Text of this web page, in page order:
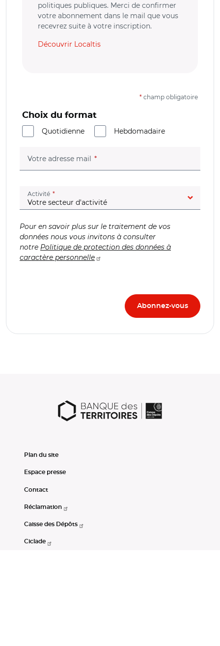
politiques publiques. Merci de confirmer
votre abonnement dans le mail que vous
recevrez suite à votre inscription.
Découvrir Localtis
* champ obligatoire
Choix du format
Quotidienne
Hebdomadaire
Votre adresse mail (champ obligatoire)
Activité (champ obligatoire)
Pour en savoir plus sur le traitement de vos
données nous vous invitons à consulter
notre Politique de protection des données à
caractère personnelle
Plan du site
Espace presse
Contact
Réclamation
Caisse des Dépôts
Ciclade